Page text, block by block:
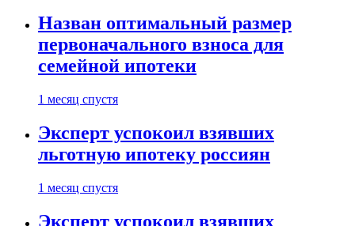
Назван оптимальный размер
первоначального взноса для
семейной ипотеки
1 месяц спустя
Эксперт успокоил взявших
льготную ипотеку россиян
1 месяц спустя
Эксперт успокоил взявших